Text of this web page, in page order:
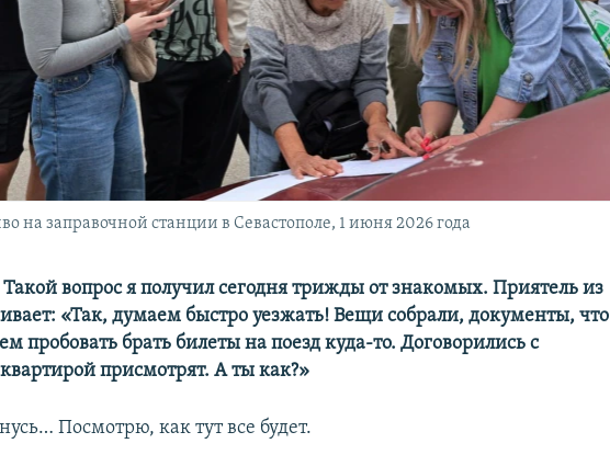
на заправочной станции в Севастополе, 1 июня 2026 года
вопрос я получил сегодня трижды от знакомых. Приятель из
«Так, думаем быстро уезжать! Вещи собрали, документы, что
пробовать брать билеты на поезд куда-то. Договорились с
присмотрят. А ты как?»
Посмотрю, как тут все будет.